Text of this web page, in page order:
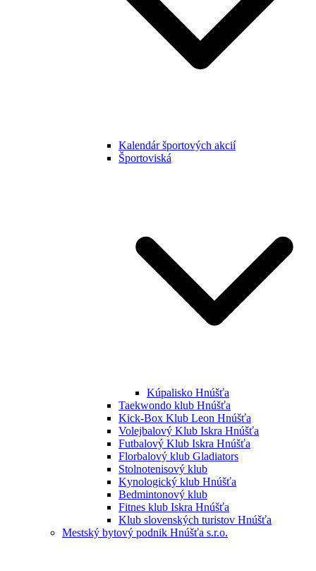
Kalendár športových akcií
Športoviská
Kúpalisko Hnúšťa
Taekwondo klub Hnúšťa
Kick-Box Klub Leon Hnúšťa
Volejbalový Klub Iskra Hnúšťa
Futbalový Klub Iskra Hnúšťa
Florbalový klub Gladiators
Stolnotenisový klub
Kynologický klub Hnúšťa
Bedmintonový klub
Fitnes klub Iskra Hnúšťa
Klub slovenských turistov Hnúšťa
Mestský bytový podnik Hnúšťa s.r.o.